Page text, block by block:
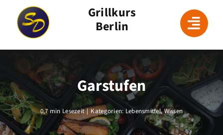
content
Grillkurs
Berlin
Garstufen
0,7 min Lesezeit | Kategorien:Lebensmittel,Wissen